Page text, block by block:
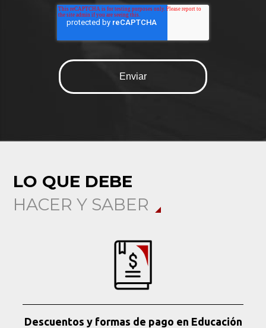
LO QUE DEBE
HACER Y SABER
Descuentos y formas de pago en Educación